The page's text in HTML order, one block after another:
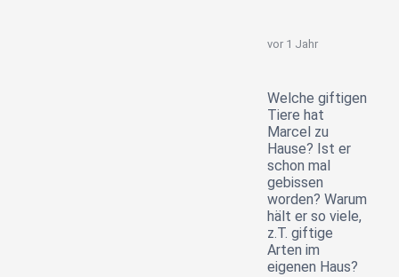
vor 1 Jahr
Welche giftigen
Tiere hat
Marcel zu
Hause? Ist er
schon mal
gebissen
worden? Warum
hält er so viele,
z.T. giftige
Arten im
eigenen Haus?